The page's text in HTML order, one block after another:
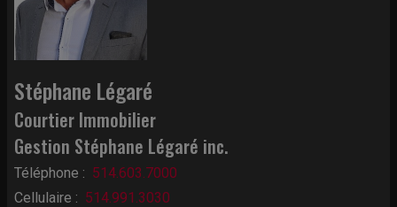
Stéphane Légaré
Courtier Immobilier
Gestion Stéphane Légaré inc.
Téléphone : 514.603.7000
Cellulaire : 514.991.3030